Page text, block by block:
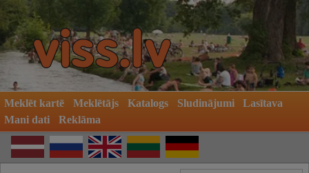
Meklēt kartē Meklētājs Katalogs Sludinājumi
Lasītava
Mani dati
Reklāma